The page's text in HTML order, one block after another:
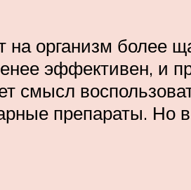
на организм
эффективен, и
смысл
препараты.